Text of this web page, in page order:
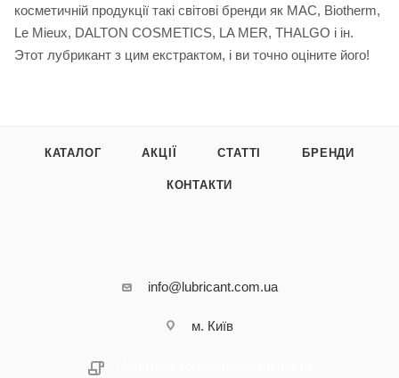
косметичній продукції такі світові бренди як MAC, Biotherm,
Le Mieux, DALTON COSMETICS, LA MER, THALGO і ін.
Этот лубрикант з цим екстрактом, і ви точно оціните його!
КАТАЛОГ АКЦІЇ СТАТТІ БРЕНДИ
КОНТАКТИ
info@lubricant.com.ua
м. Київ